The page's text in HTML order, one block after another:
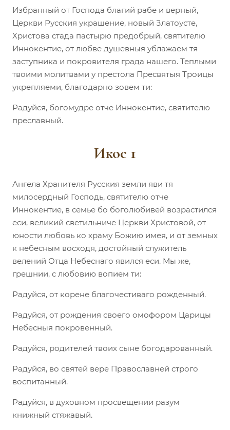
Избранный от Господа благий рабе и верный,
Церкви Русския украшение, новый Златоусте,
Христова стада пастырю предобрый, святителю
Иннокентие, от любве душевныя ублажаем тя
заступника и покровителя града нашего. Теплыми
твоими молитвами у престола Пресвятыя Троицы
укрепляеми, благодарно зовем ти:
Радуйся, богомудре отче Иннокентие, святителю
преславный.
Икос 1
Ангела Хранителя Русския земли яви тя
милосердный Господь, святителю отче
Иннокентие, в семье бо боголюбивей возрастился
еси, великий светильниче Церкви Христовой, от
юности любовь ко храму Божию имея, и от земных
к небесным восходя, достойный служитель
велений Отца Небеснаго явился еси. Мы же,
грешнии, с любовию вопием ти:
Радуйся, от корене благочестиваго рожденный.
Радуйся, от рождения своего омофором Царицы
Небесныя покровенный.
Радуйся, родителей твоих сыне богодарованный.
Радуйся, во святей вере Православней строго
воспитанный.
Радуйся, в духовном просвещении разум
книжный стяжавый.